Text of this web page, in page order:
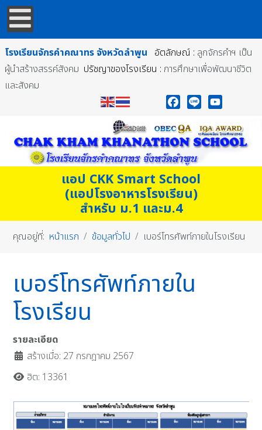
โรงเรียนจักรคำคณาทร จังหวัดลำพูน อัตลักษณ์ : ลูกจักรคำฯ เป็น
ผู้นำสร้างสรรค์สังคม ปรัชญาของโรงเรียน : การศึกษาเพื่อพัฒนาชีวิต
และสังคม
แอป CKK Smart School
(แอปโรงอาหารโรงเรียน)
สำหรับ ม.1 และม.4
คุณอยู่ที่: หน้าแรก ข้อมูลทั่วไป เบอร์โทรศัพท์ภายในโรงเรียน
เบอร์โทรศัพท์ภายใน
โรงเรียน
รายละเอียด
สร้างเมื่อ: 27 กรกฎาคม 2567
ฮิต: 13361